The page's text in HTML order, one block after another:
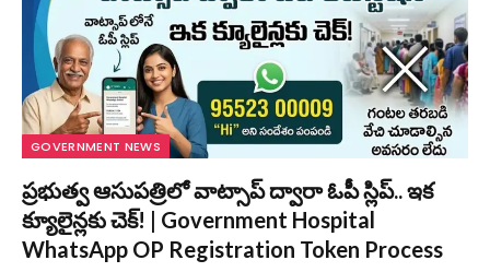
GOVERNMENT NEWS
ప్రభుత్వ ఆసుపత్రిలో వాట్సాప్ ద్వారా ఓపీ స్లిప్.. ఇక
క్యూలైన్లకు చెక్! | Government Hospital
WhatsApp OP Registration Token Process